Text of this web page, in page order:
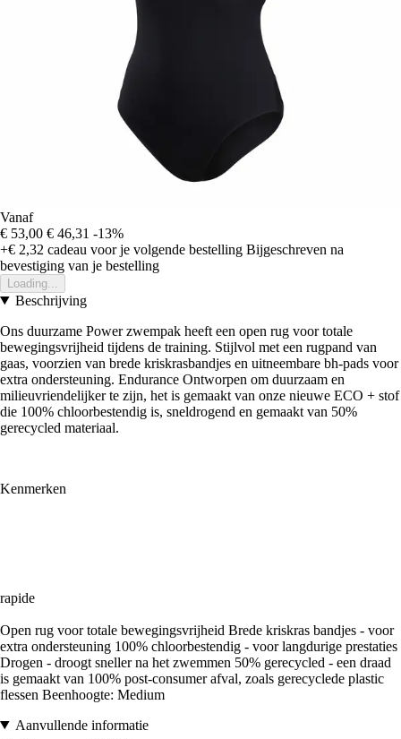
Vanaf
€ 53,00 € 46,31 -13%
+€ 2,32 cadeau voor je volgende bestelling Bijgeschreven na
bevestiging van je bestelling
Loading...
Beschrijving
Ons duurzame Power zwempak heeft een open rug voor totale
bewegingsvrijheid tijdens de training. Stijlvol met een rugpand van
gaas, voorzien van brede kriskrasbandjes en uitneembare bh-pads voor
extra ondersteuning. Endurance Ontworpen om duurzaam en
milieuvriendelijker te zijn, het is gemaakt van onze nieuwe ECO + stof
die 100% chloorbestendig is, sneldrogend en gemaakt van 50%
gerecycled materiaal.
Kenmerken
rapide
Open rug voor totale bewegingsvrijheid Brede kriskras bandjes - voor
extra ondersteuning 100% chloorbestendig - voor langdurige prestaties
Drogen - droogt sneller na het zwemmen 50% gerecycled - een draad
is gemaakt van 100% post-consumer afval, zoals gerecyclede plastic
flessen Beenhoogte: Medium
Aanvullende informatie